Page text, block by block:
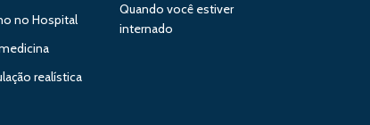
no Hospital
realística
Quando você estiver
internado